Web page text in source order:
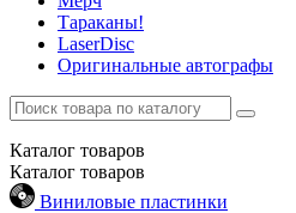
Тараканы!
LaserDisc
Оригинальные автографы
Каталог товаров
Каталог товаров
Виниловые пластинки